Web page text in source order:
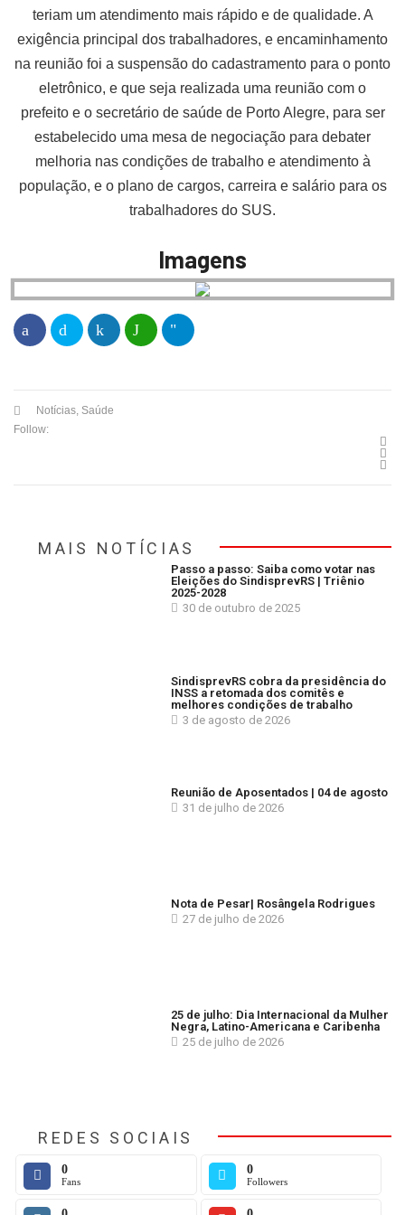
teriam um atendimento mais rápido e de qualidade. A
exigência principal dos trabalhadores, e encaminhamento
na reunião foi a suspensão do cadastramento para o ponto
eletrônico, e que seja realizada uma reunião com o
prefeito e o secretário de saúde de Porto Alegre, para ser
estabelecido uma mesa de negociação para debater
melhoria nas condições de trabalho e atendimento à
população, e o plano de cargos, carreira e salário para os
trabalhadores do SUS.
Imagens
Notícias, Saúde
Follow:
MAIS NOTÍCIAS
Passo a passo: Saiba como votar nas
Eleições do SindisprevRS | Triênio
2025-2028
30 de outubro de 2025
SindisprevRS cobra da presidência do
INSS a retomada dos comitês e
melhores condições de trabalho
3 de agosto de 2026
Reunião de Aposentados | 04 de agosto
31 de julho de 2026
Nota de Pesar| Rosângela Rodrigues
27 de julho de 2026
25 de julho: Dia Internacional da Mulher
Negra, Latino-Americana e Caribenha
25 de julho de 2026
REDES SOCIAIS
0
Fans
0
Followers